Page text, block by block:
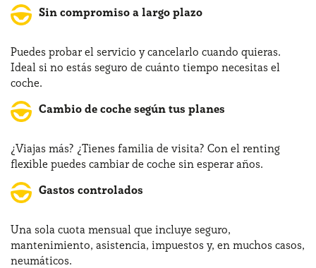
Sin compromiso a largo plazo
Puedes probar el servicio y cancelarlo cuando quieras.
Ideal si no estás seguro de cuánto tiempo necesitas el
coche.
Cambio de coche según tus planes
¿Viajas más? ¿Tienes familia de visita? Con el renting
flexible puedes cambiar de coche sin esperar años.
Gastos controlados
Una sola cuota mensual que incluye seguro,
mantenimiento, asistencia, impuestos y, en muchos casos,
neumáticos.